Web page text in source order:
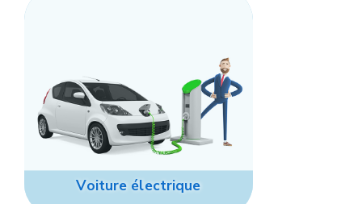
Voiture électrique